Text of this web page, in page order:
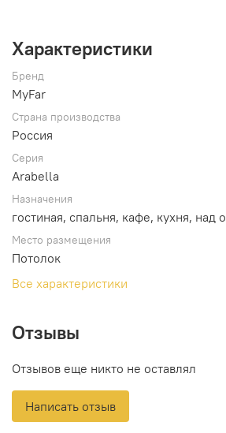
Характеристики
Бренд
MyFar
Страна производства
Россия
Серия
Arabella
Назначения
гостиная, спальня, кафе, кухня,
Место размещения
Потолок
Все характеристики
Отзывы
Отзывов еще никто не оставлял
Написать отзыв